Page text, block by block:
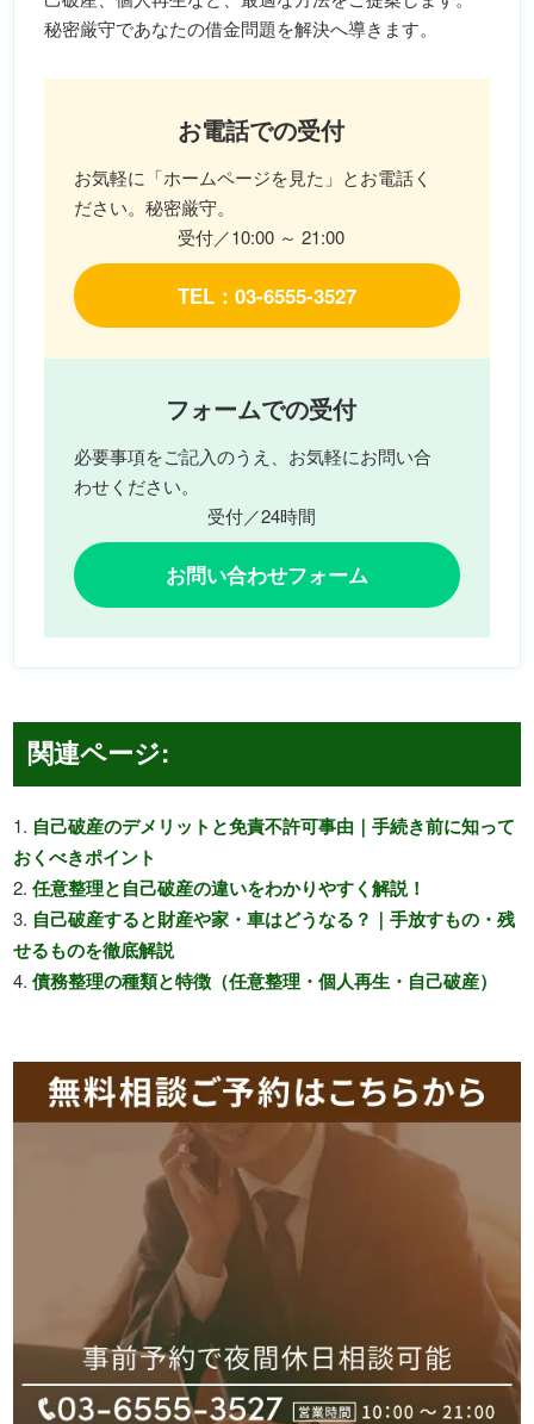
秘密厳守であなたの借金問題を解決へ導きます。
お電話での受付
お気軽に「ホームページを見た」とお電話く
ださい。秘密厳守。
受付／10:00 ～ 21:00
TEL：03-6555-3527
フォームでの受付
必要事項をご記入のうえ、お気軽にお問い合
わせください。
受付／24時間
お問い合わせフォーム
関連ページ:
自己破産のデメリットと免責不許可事由｜手続き前に知って
おくべきポイント
任意整理と自己破産の違いをわかりやすく解説！
自己破産すると財産や家・車はどうなる？｜手放すもの・残
せるものを徹底解説
債務整理の種類と特徴（任意整理・個人再生・自己破産）